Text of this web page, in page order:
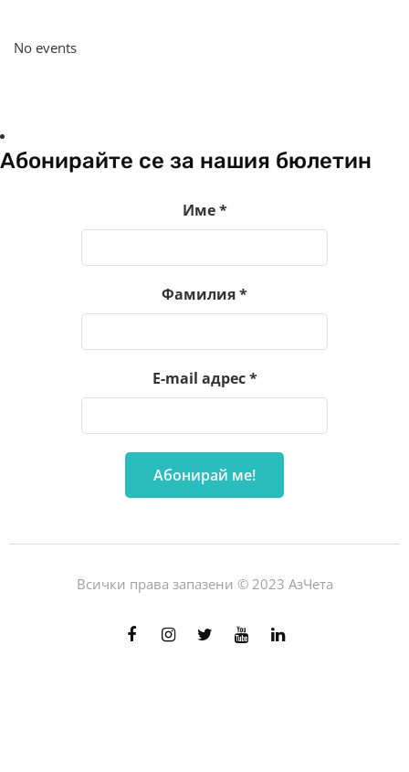
No events
Абонирайте се за нашия бюлетин
Име*
Фамилия*
E-mail адрес*
Всички права запазени © 2023 АзЧета